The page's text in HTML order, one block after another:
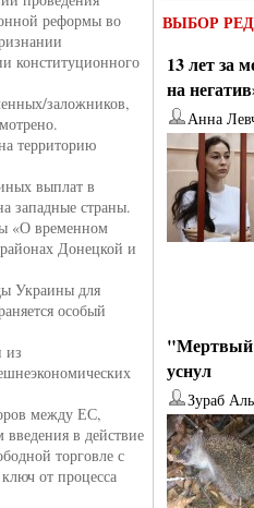
реформы во
конституционного
заложников,
территорию
выплат в
западные страны.
«О временном
Донецкой и
Украины для
особый
из
между ЕС,
в действие
торговле с
от процесса
ВЫБОР
13 лет за
на
Анна
"Мертвый
уснул
Зураб